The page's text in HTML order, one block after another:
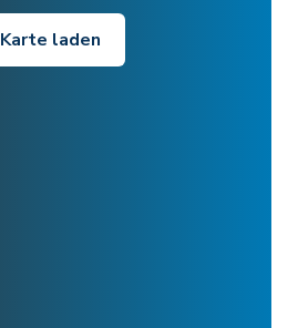
Karte laden